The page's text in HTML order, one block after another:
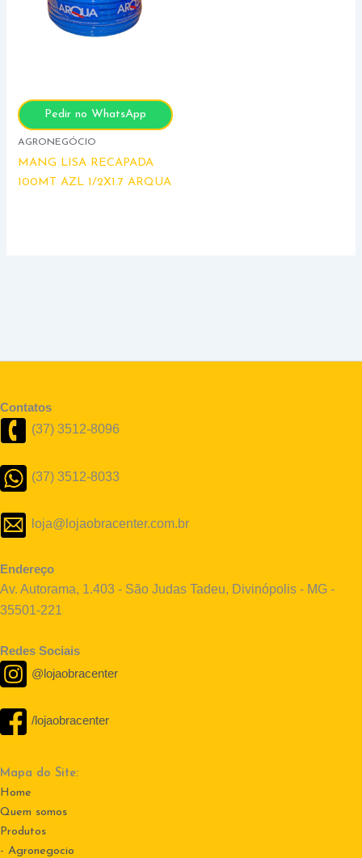
Pedir no WhatsApp
AGRONEGÓCIO
MANG LISA RECAPADA
100MT AZL 1/2X1.7 ARQUA
Contatos
(37) 3512-8096
(37) 3512-8033
loja@lojaobracenter.com.br
Endereço
Av. Autorama, 1.403 - São Judas Tadeu, Divinópolis - MG -
35501-221
Redes Sociais
@lojaobracenter
/lojaobracenter
Mapa do Site:
Home
Quem somos
Produtos
- Agronegocio